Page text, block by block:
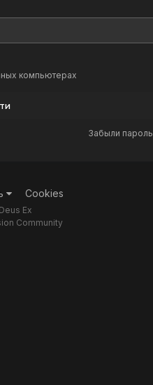
компьютерах
Забыли
Cookies
Ex
Community